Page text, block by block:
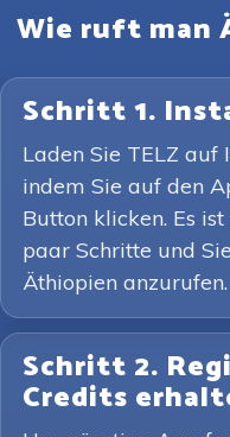
Wie ruft man
Schritt 1.
Laden Sie TELZ auf
indem Sie auf den
Button klicken. Es
paar Schritte und
Äthiopien anzurufen.
Schritt 2.
Credits